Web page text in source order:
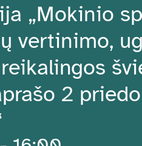
„Mokinio
vertinimo,
2